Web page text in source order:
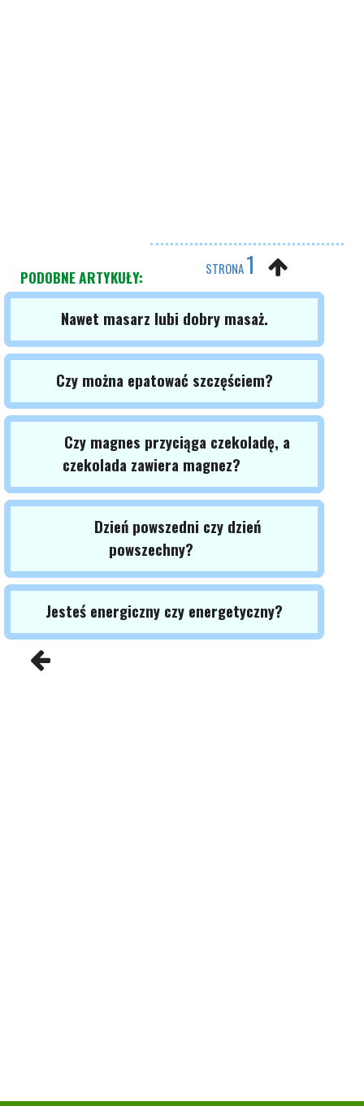
STRONA1
PODOBNE ARTYKUŁY:
Nawet masarz lubi dobry masaż.
Czy można epatować szczęściem?
Czy magnes przyciąga czekoladę, a
czekolada zawiera magnez?
Dzień powszedni czy dzień
powszechny?
Jesteś energiczny czy energetyczny?